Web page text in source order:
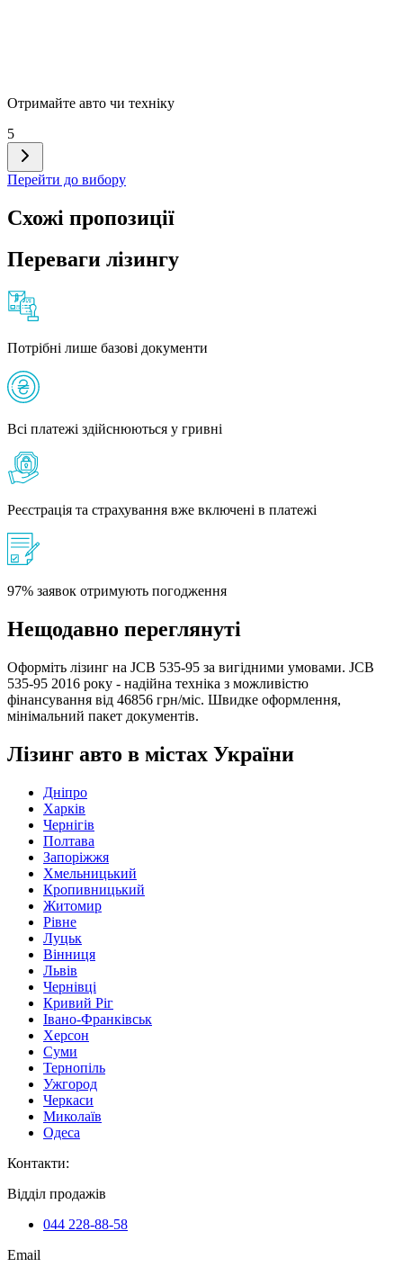
Отримайте авто чи техніку
5
Перейти до вибору
Схожі пропозиції
Переваги лізингу
Потрібні лише базові документи
Всі платежі здійснюються у гривні
Реєстрація та страхування вже включені в платежі
97% заявок отримують погодження
Нещодавно переглянуті
Оформіть лізинг на JCB 535-95 за вигідними умовами. JCB
535-95 2016 року - надійна техніка з можливістю
фінансування від 46856 грн/міс. Швидке оформлення,
мінімальний пакет документів.
Лізинг авто в містах України
Дніпро
Харків
Чернігів
Полтава
Запоріжжя
Хмельницький
Кропивницький
Житомир
Рівне
Луцьк
Вінниця
Львів
Чернівці
Кривий Ріг
Івано-Франківськ
Херсон
Суми
Тернопіль
Ужгород
Черкаси
Миколаїв
Одеса
Контакти:
Відділ продажів
044 228-88-58
Email